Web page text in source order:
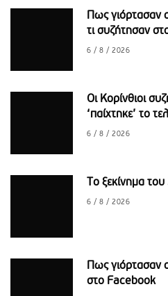
Πως γιόρτασαν
τι συζήτησαν
6 / 8 / 2026
Οι Κορίνθιοι
‘παίχτηκε’ το
6 / 8 / 2026
Το ξεκίνημα
6 / 8 / 2026
Πως γιόρτασαν
στο Facebook